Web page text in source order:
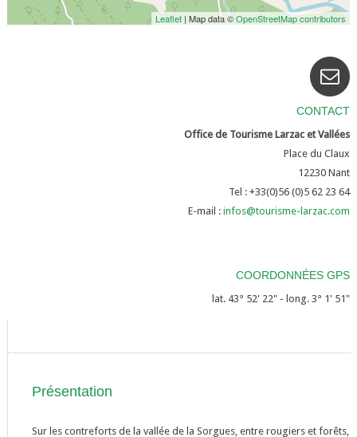
Leaflet | Map data ©OpenStreetMap contributors
CONTACT
Office de Tourisme Larzac et Vallées
Place du Claux
12230 Nant
Tel : +33(0)56 (0)5 62 23 64
E-mail : infos@tourisme-larzac.com
COORDONNÉES GPS
lat. 43° 52' 22" - long. 3° 1' 51"
Présentation
Sur les contreforts de la vallée de la Sorgues, entre rougiers et forêts,